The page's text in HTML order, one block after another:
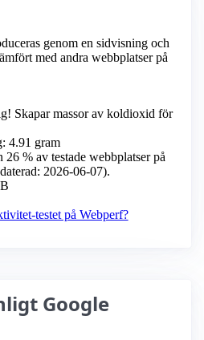
genom en sidvisning och
med andra webbplatser på
Skapar massor av koldioxid för
4.91 gram
26 % av testade webbplatser på
2026-06-07).
testet på Webperf?
Google